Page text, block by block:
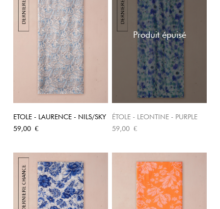
ETOLE - LAURENCE - NILS/SKY
Prix
59,00 €
Produit épuisé
ÉTOLE - LEONTINE - PURPLE
Prix
59,00 €